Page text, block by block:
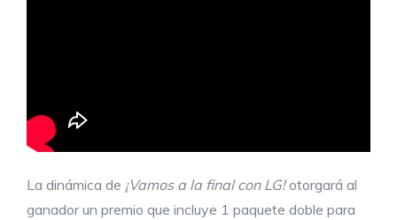
La dinámica de ¡Vamos a la final con LG!otorgará al
ganador un premio que incluye 1 paquete doble para